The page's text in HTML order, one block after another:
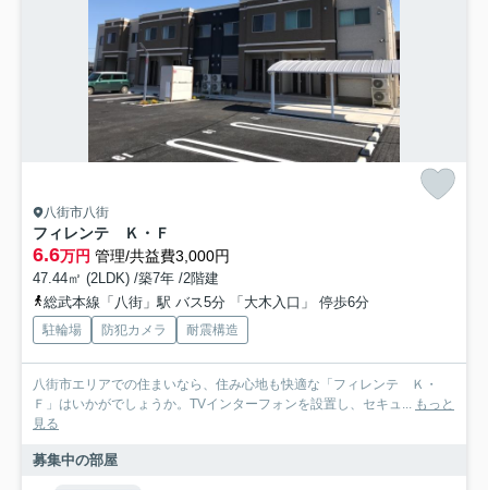
八街市八街
フィレンテ Ｋ・Ｆ
6.6万円 管理/共益費3,000円
47.44㎡ (2LDK) /築7年 /2階建
総武本線「八街」駅 バス5分 「大木入口」 停歩6分
駐輪場 防犯カメラ 耐震構造
八街市エリアでの住まいなら、住み心地も快適な「フィレンテ Ｋ・
Ｆ」はいかがでしょうか。TVインターフォンを設置し、セキュ...
もっと
見る
募集中の部屋